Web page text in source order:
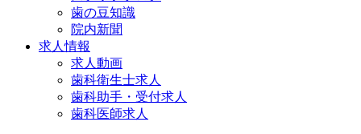
歯の豆知識
院内新聞
求人情報
求人動画
歯科衛生士求人
歯科助手・受付求人
歯科医師求人